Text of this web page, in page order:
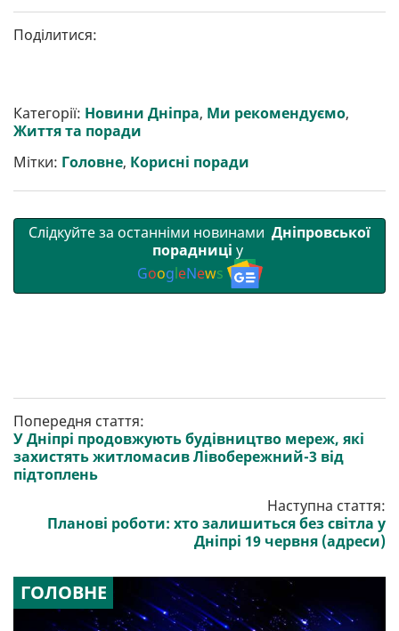
Поділитися:
Категорії: Новини Дніпра, Ми рекомендуємо,
Життя та поради
Мітки: Головне, Корисні поради
Слідкуйте за останніми новинами Дніпровської
порадниці у
GoogleNews
Попередня стаття:
У Дніпрі продовжують будівництво мереж, які
захистять житломасив Лівобережний-3 від
підтоплень
Наступна стаття:
Планові роботи: хто залишиться без світла у
Дніпрі 19 червня (адреси)
ГОЛОВНЕ